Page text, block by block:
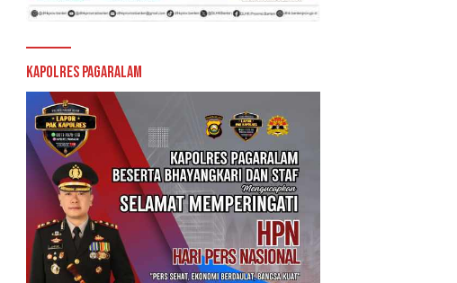
Kapolres Pagaralam